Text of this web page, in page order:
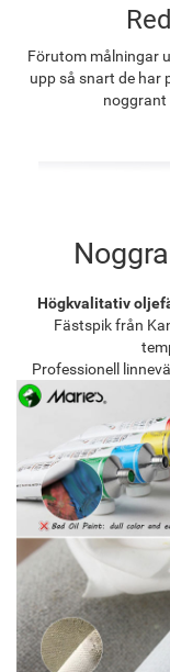
Förutom målningar
upp så snart de har
noggrant
Högkvalitativ
Fästspik från
Professionell